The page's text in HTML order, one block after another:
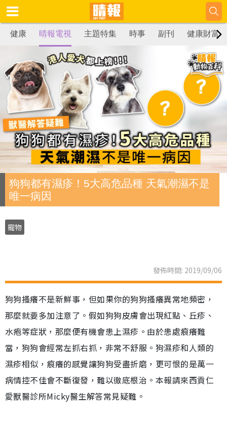
健康 晴報電視 主題特集 時事 副刊 健康財富
狗狗都有濕疹！5大高危品種 天氣潮濕不是
唯一病因
寵物
發佈時間: 2019/09/06
狗狗搔癢不是新鮮事，但如果你的狗狗搔癢異常地頻密，
那麼就要多加注意了。假如狗狗皮膚會出現紅點、丘疹、
水疱等症狀，那麼便有機會患上濕疹。由於患處痕癢難
當，狗狗會經常左抓右抓，非常不舒服。狗濕疹和人類的
濕疹相似，痕癢的感覺讓狗狗受盡折磨，更可恨的是萬一
病情控不佳會不斷復發，難以徹底根治。本報請來西貢仁
愛獸醫診所Micky醫生解答常見疑難。